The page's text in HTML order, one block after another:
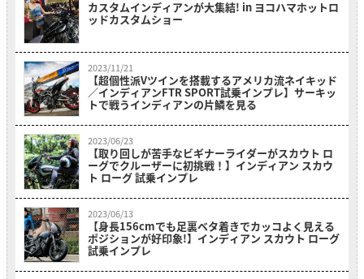
カスタムインディアンが大集結! in ヨコハマホットロ
ッドカスタムショー
2023/11/21
【超個性派Vツインを搭載するアメリカ流ネイキッド
／インディアンFTR SPORT試乗インプレ】サーキッ
トで戦うインディアンの片鱗を見る
2023/06/23
【取り回しが苦手なビギナーライダーがスカウト ロ
ーグでクルーザーに初挑戦！】インディアン スカウ
ト ローグ 試乗インプレ
2023/06/13
【身長156cmでも足裏ベタ着きでカッコよく見える
ポジションが好印象!】インディアン スカウト ローグ
試乗インプレ